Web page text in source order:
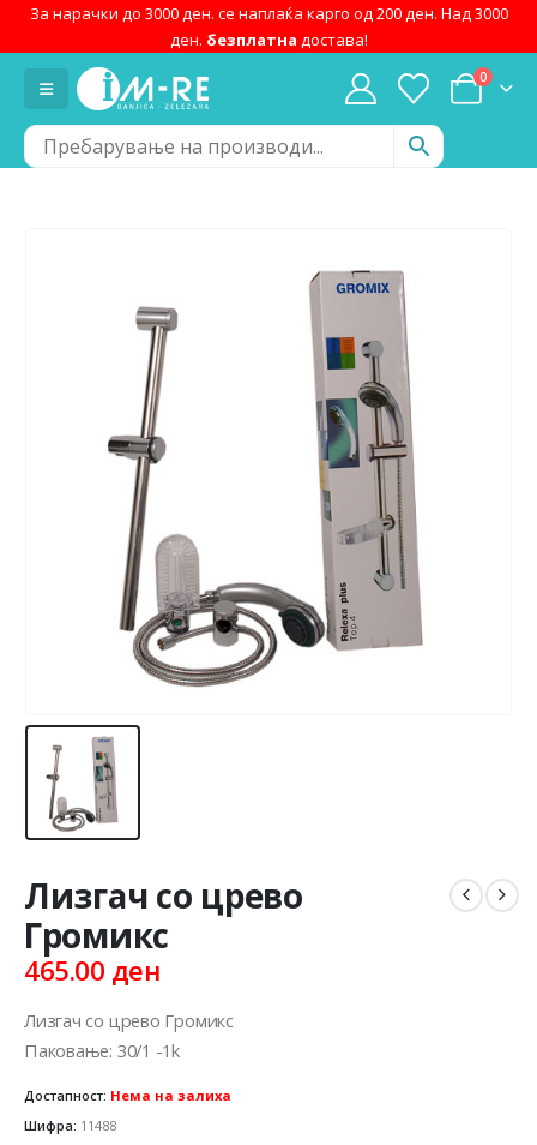
За нарачки до 3000 ден. се наплаќа карго од 200 ден. Над 3000
ден. безплатна достава!
0
Лизгач со црево
Громикс
465.00 ден
Лизгач со црево Громикс
Паковање: 30/1 -1k
Достапност: Нема на залиха
Шифра: 11488